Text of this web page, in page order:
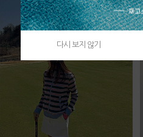
다시 보지 않기